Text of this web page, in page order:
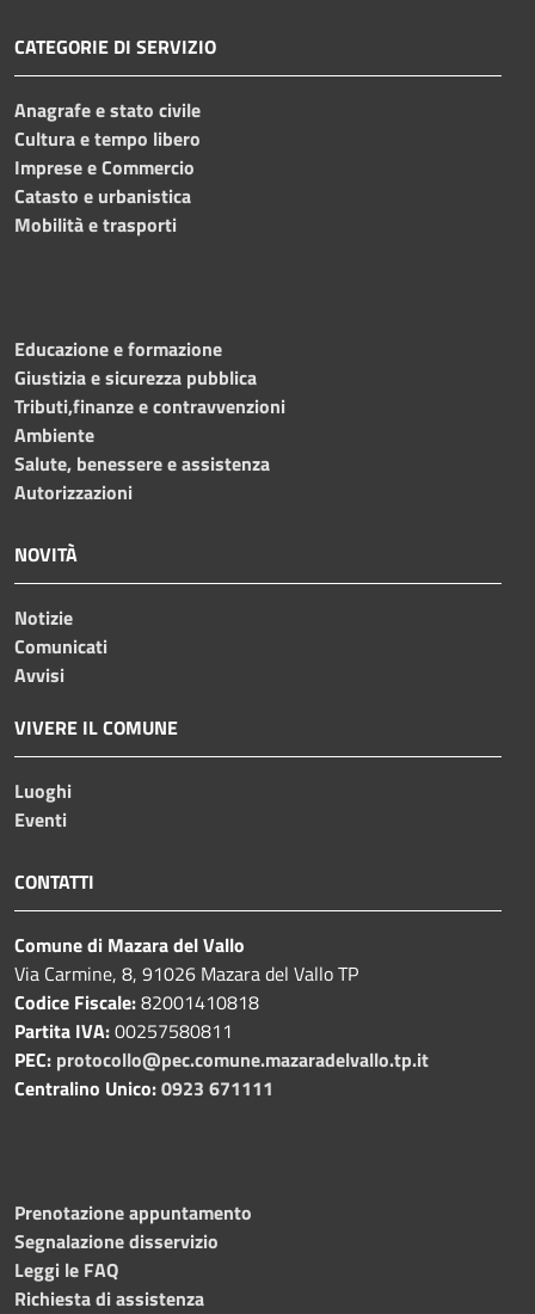
CATEGORIE DI SERVIZIO
Anagrafe e stato civile
Cultura e tempo libero
Imprese e Commercio
Catasto e urbanistica
Mobilità e trasporti
Educazione e formazione
Giustizia e sicurezza pubblica
Tributi,finanze e contravvenzioni
Ambiente
Salute, benessere e assistenza
Autorizzazioni
NOVITÀ
Notizie
Comunicati
Avvisi
VIVERE IL COMUNE
Luoghi
Eventi
CONTATTI
Comune di Mazara del Vallo
Via Carmine, 8, 91026 Mazara del Vallo TP
Codice Fiscale:82001410818
Partita IVA:00257580811
PEC: protocollo@pec.comune.mazaradelvallo.tp.it
Centralino Unico:0923 671111
Prenotazione appuntamento
Segnalazione disservizio
Leggi le FAQ
Richiesta di assistenza